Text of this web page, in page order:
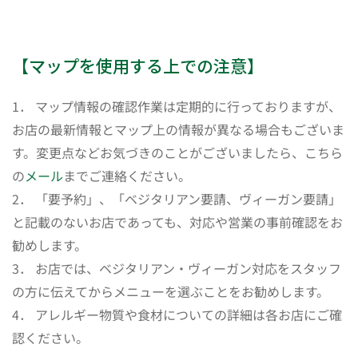
【マップを使用する上での注意】
1． マップ情報の確認作業は定期的に行っておりますが、
お店の最新情報とマップ上の情報が異なる場合もございま
す。変更点などお気づきのことがございましたら、こちら
のメールまでご連絡ください。
2． 「要予約」、「ベジタリアン要請、ヴィーガン要請」
と記載のないお店であっても、対応や営業の事前確認をお
勧めします。
3． お店では、ベジタリアン・ヴィーガン対応をスタッフ
の方に伝えてからメニューを選ぶことをお勧めします。
4． アレルギー物質や食材についての詳細は各お店にご確
認ください。